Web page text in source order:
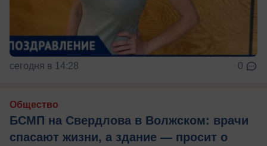
сегодня в 14:28 0
Общество
БСМП на Свердлова в Волжском: врачи
спасают жизни, а здание — просит о